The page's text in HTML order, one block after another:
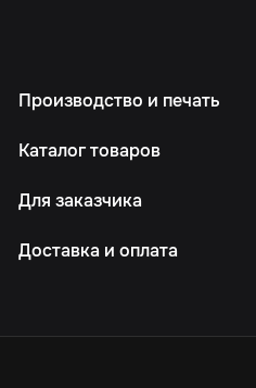
Производство и печать
Каталог товаров
Для заказчика
Доставка и оплата